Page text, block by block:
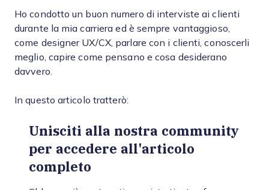
Ho condotto un buon numero di interviste ai clienti
durante la mia carriera ed è sempre vantaggioso,
come designer UX/CX, parlare con i clienti, conoscerli
meglio, capire come pensano e cosa desiderano
davvero.
In questo articolo tratterò:
Unisciti alla nostra community
per accedere all'articolo
completo